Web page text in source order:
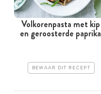
Volkorenpasta met kip
en geroosterde paprika
BEWAAR DIT RECEPT